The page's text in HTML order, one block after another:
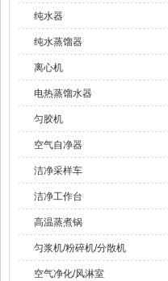
纯水器
纯水蒸馏器
离心机
电热蒸馏水器
匀胶机
空气自净器
洁净采样车
洁净工作台
高温蒸煮锅
匀浆机/粉碎机/分散机
空气净化/风淋室